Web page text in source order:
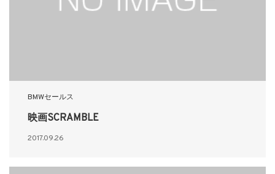
BMWセールス
映画SCRAMBLE
2017.09.26